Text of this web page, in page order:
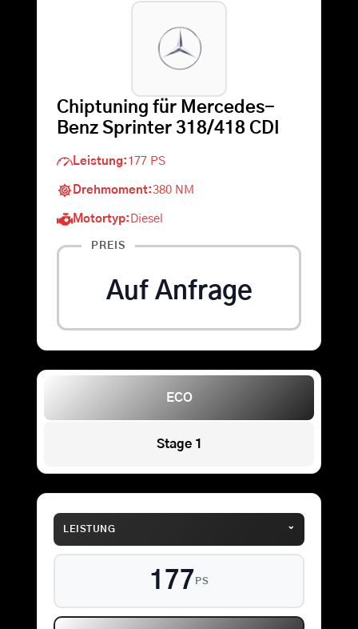
Warenkorb
Chiptuning für Mercedes-
Benz Sprinter 318/418 CDI
Leistung: 177 PS
Drehmoment:380 NM
Motortyp: Diesel
PREIS
Auf Anfrage
ECO
Stage 1
LEISTUNG ⌄
177 PS